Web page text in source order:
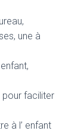
une à
pour faciliter
à l’ enfant